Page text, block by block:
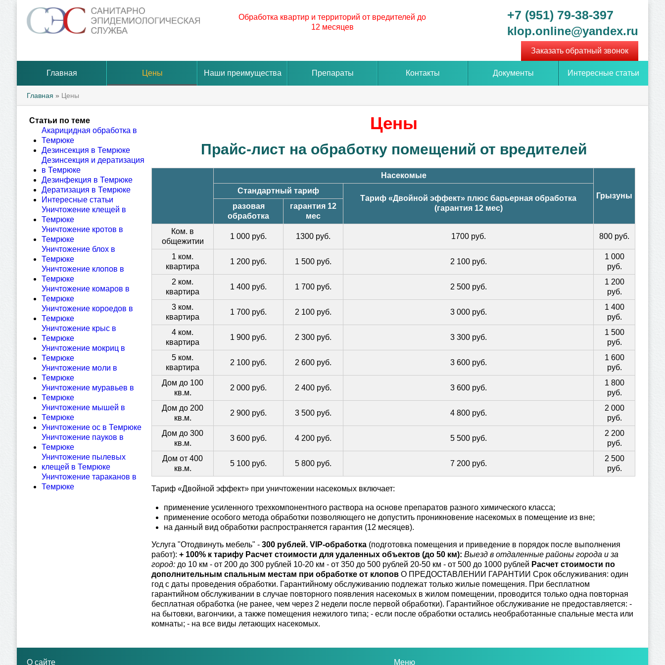
Обработка квартир и территорий от вредителей до
12 месяцев
+7 (951) 79-38-397
klop.online@yandex.ru
Заказать обратный звонок
Главная Цены Наши преимущества Препараты Контакты Документы Интересные статьи
Главная » Цены
Цены
Прайс-лист на обработку помещений от вредителей
Насекомые
Грызуны
Стандартный тариф
Тариф «Двойной эффект» плюс барьерная обработка
(гарантия 12 мес)
разовая
обработка
гарантия 12
мес
Ком. в
общежитии
1 000 руб. 1300 руб. 1700 руб. 800 руб.
1 ком.
квартира
1 200 руб. 1 500 руб. 2 100 руб.
1 000
руб.
2 ком.
квартира
1 400 руб. 1 700 руб. 2 500 руб.
1 200
руб.
3 ком.
квартира
1 700 руб. 2 100 руб. 3 000 руб.
1 400
руб.
4 ком.
квартира
1 900 руб. 2 300 руб. 3 300 руб.
1 500
руб.
5 ком.
квартира
2 100 руб. 2 600 руб. 3 600 руб.
1 600
руб.
Дом до 100
кв.м.
2 000 руб. 2 400 руб. 3 600 руб.
1 800
руб.
Дом до 200
кв.м.
2 900 руб. 3 500 руб. 4 800 руб.
2 000
руб.
Дом до 300
кв.м.
3 600 руб. 4 200 руб. 5 500 руб.
2 200
руб.
Дом от 400
кв.м.
5 100 руб. 5 800 руб. 7 200 руб.
2 500
руб.
Тариф «Двойной эффект» при уничтожении насекомых включает:
применение усиленного трехкомпонентного раствора на основе препаратов разного химического класса;
применение особого метода обработки позволяющего не допустить проникновение насекомых в помещение из вне;
на данный вид обработки распространяется гарантия (12 месяцев).
Услуга "Отодвинуть мебель" - 300 рублей. VIP-обработка (подготовка помещения и приведение в порядок после выполнения
работ): + 100% к тарифу Расчет стоимости для удаленных объектов (до 50 км): Выезд в отдаленные районы города и за
город: до 10 км - от 200 до 300 рублей 10-20 км - от 350 до 500 рублей 20-50 км - от 500 до 1000 рублей Расчет стоимости по
дополнительным спальным местам при обработке от клопов О ПРЕДОСТАВЛЕНИИ ГАРАНТИИ Срок обслуживания: один
год с даты проведения обработки. Гарантийному обслуживанию подлежат только жилые помещения. При бесплатном
гарантийном обслуживании в случае повторного появления насекомых в жилом помещении, проводится только одна повторная
бесплатная обработка (не ранее, чем через 2 недели после первой обработки). Гарантийное обслуживание не предоставляется: -
на бытовки, вагончики, а также помещения нежилого типа; - если после обработки остались необработанные спальные места или
комнаты; - на все виды летающих насекомых.
Статьи по теме
Акарицидная обработка в
Темрюке
Дезинсекция в Темрюке
Дезинсекция и дератизация
в Темрюке
Дезинфекция в Темрюке
Дератизация в Темрюке
Интересные статьи
Уничтожение клещей в
Темрюке
Уничтожение кротов в
Темрюке
Уничтожение блох в
Темрюке
Уничтожение клопов в
Темрюке
Уничтожение комаров в
Темрюке
Уничтожение короедов в
Темрюке
Уничтожение крыс в
Темрюке
Уничтожение мокриц в
Темрюке
Уничтожение моли в
Темрюке
Уничтожение муравьев в
Темрюке
Уничтожение мышей в
Темрюке
Уничтожение ос в Темрюке
Уничтожение пауков в
Темрюке
Уничтожение пылевых
клещей в Темрюке
Уничтожение тараканов в
Темрюке
О сайте Меню